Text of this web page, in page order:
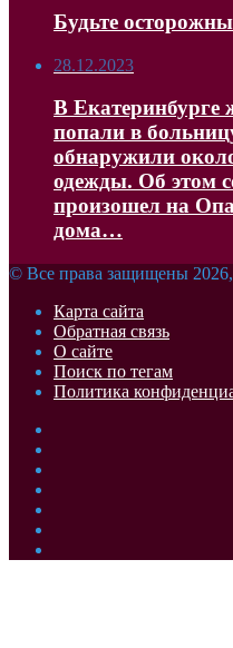
Будьте
28.12.2023
В Екатеринбурге
попали в
обнаружили
одежды. Об этом
произошел на
дома…
© Все права защищены
Карта сайта
Обратная связь
О сайте
Поиск по тегам
Политика